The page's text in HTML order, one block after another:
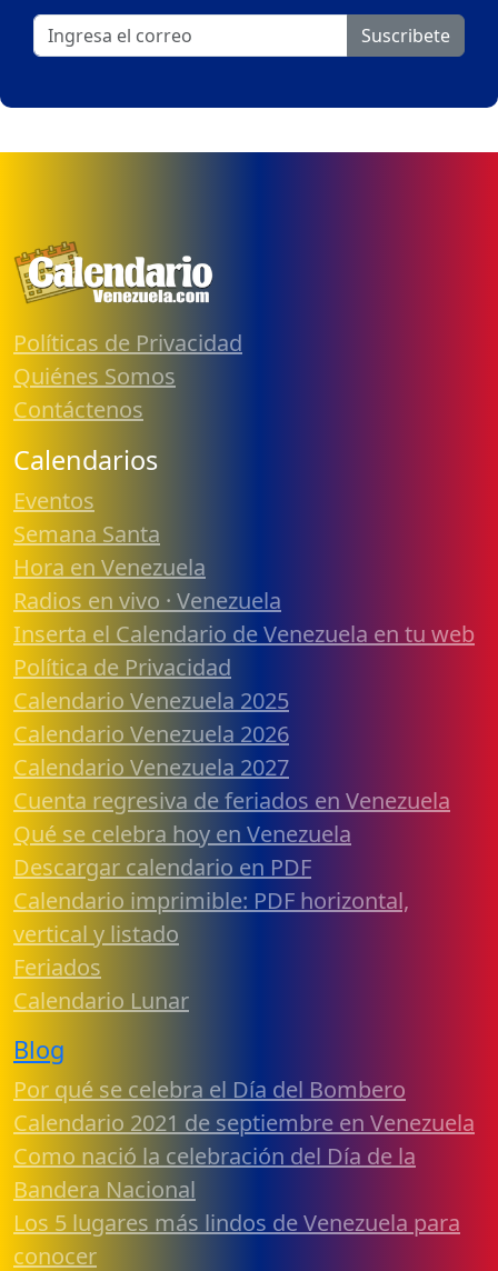
Suscribete
Políticas de Privacidad
Quiénes Somos
Contáctenos
Calendarios
Eventos
Semana Santa
Hora en Venezuela
Radios en vivo · Venezuela
Inserta el Calendario de Venezuela en tu web
Política de Privacidad
Calendario Venezuela 2025
Calendario Venezuela 2026
Calendario Venezuela 2027
Cuenta regresiva de feriados en Venezuela
Qué se celebra hoy en Venezuela
Descargar calendario en PDF
Calendario imprimible: PDF horizontal,
vertical y listado
Feriados
Calendario Lunar
Blog
Por qué se celebra el Día del Bombero
Calendario 2021 de septiembre en Venezuela
Como nació la celebración del Día de la
Bandera Nacional
Los 5 lugares más lindos de Venezuela para
conocer